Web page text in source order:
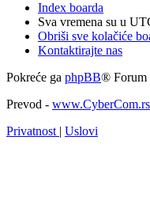
Index boarda
Sva vremena su u
Obriši sve kolačiće
Kontaktirajte nas
Pokreće ga phpBB® Forum
Prevod - www.CyberCom.rs
Privatnost | Uslovi